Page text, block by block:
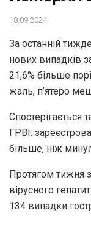
18.09.2024
За останній
нових випадків
21,6% більше
жаль, п’ятеро
Спостерігається
ГРВІ:
більше, ніж
Протягом тижня
вірусного
134 випадки